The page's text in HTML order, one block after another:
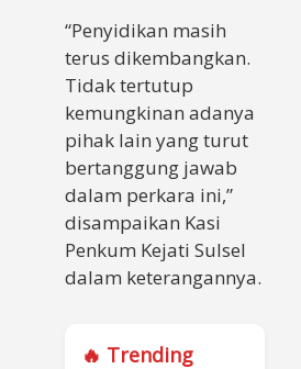
“Penyidikan masih
terus dikembangkan.
Tidak tertutup
kemungkinan adanya
pihak lain yang turut
bertanggung jawab
dalam perkara ini,”
disampaikan Kasi
Penkum Kejati Sulsel
dalam keterangannya.
🔥 Trending